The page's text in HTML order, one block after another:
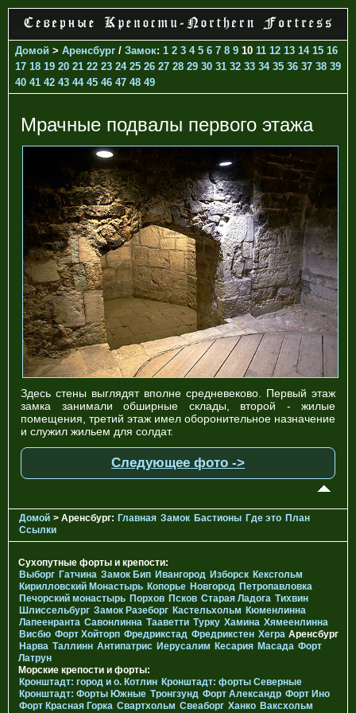
Домой > Аренсбург / Замок: 1 2 3 4 5 6 7 8 9 10 11 12 13 14 15 16
17 18 19 20 21 22 23 24 25 26 27 28 29 30 31 32 33 34 35 36 37 38 39
40 41 42 43 44 45 46 47 48 49
Мрачные подвалы первого этажа
Здесь стены выглядят вполне средневеково. Первый этаж
замка занимали обширные склады, второй - жилые
помещения, третий этаж имел оборонительное назначение
и служил жильем для солдат.
Следующее фото ->
Домой > Аренсбург: Главная Замок Бастионы Где это План
Ссылки
Сухопутные форты и крепости:
Выборг Гатчина Замок Бип Ивангород Изборск Кексгольм
Кирилловский Монастырь Копорье Новгород Петропавловка
Печорcкий монастырь Порхов Псков Старая Ладога Тихвин
Шлиссельбург Замок Разеборг Кастельхольм Кюменлинна
Лапеенранта Савонлинна Тааветти Турку Хамина Хямеенлинна
Висбю Форт Хойторп Фредрикстад Фредрикстен Хегра Аренсбург
Нарва Таллинн Антипатрис Иерусалим Кесария Масада Форт
Латрун
Морские крепости и форты:
Кронштадт: город и о. Котлин Кронштадт: форты Северные
Кронштадт: Форты Южные Тронгзунд Форт Александр Форт Ино
Форт Красная Горка Свартхольм Свеаборг Ханко Ваксхольм